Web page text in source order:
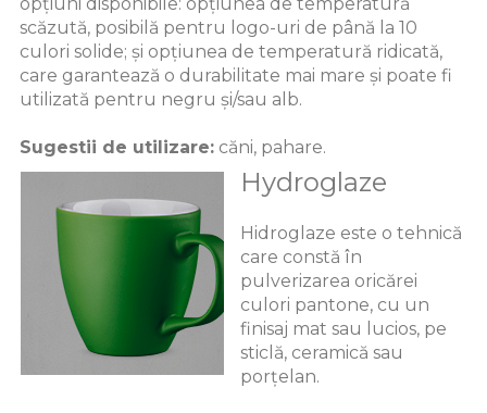
scăzută, posibilă pentru logo-uri de până la 10
culori solide; și opțiunea de temperatură ridicată,
care garantează o durabilitate mai mare și poate fi
utilizată pentru negru și/sau alb.
Sugestii de utilizare:căni, pahare.
Hydroglaze
Hidroglaze este o tehnică
care constă în
pulverizarea oricărei
culori pantone, cu un
finisaj mat sau lucios, pe
sticlă, ceramică sau
porțelan.